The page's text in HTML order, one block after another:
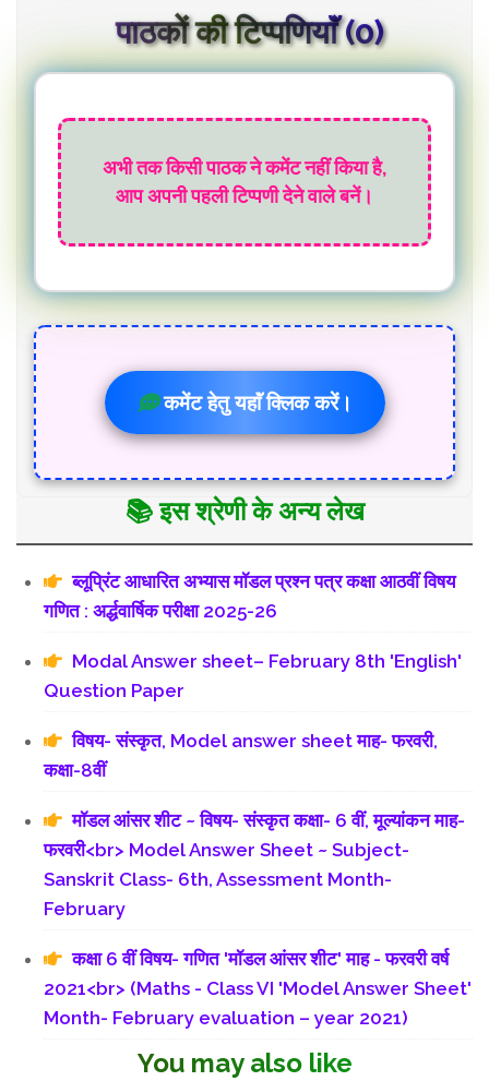
पाठकों की टिप्पणियाॅं (0)
अभी तक किसी पाठक ने कमेंट नहीं किया है,
आप अपनी पहली टिप्पणी देने वाले बनें।
कमेंट हेतु यहाॅं क्लिक करें।
📚 इस श्रेणी के अन्य लेख
ब्लूप्रिंट आधारित अभ्यास मॉडल प्रश्न पत्र कक्षा आठवीं विषय
गणित : अर्द्धवार्षिक परीक्षा 2025-26
Modal Answer sheet– February 8th 'English'
Question Paper
विषय- संस्कृत, Model answer sheet माह- फरवरी,
कक्षा-8वीं
मॉडल आंसर शीट ~ विषय- संस्कृत कक्षा- 6 वीं, मूल्यांकन माह-
फरवरी<br> Model Answer Sheet ~ Subject-
Sanskrit Class- 6th, Assessment Month-
February
कक्षा 6 वीं विषय- गणित 'मॉडल आंसर शीट' माह - फरवरी वर्ष
2021<br> (Maths - Class VI 'Model Answer Sheet'
Month- February evaluation – year 2021)
You may also like